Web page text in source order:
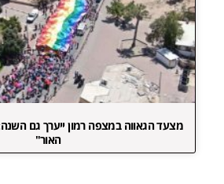
מצעד הגאווה במצפה רמון ייערך גם
האור"